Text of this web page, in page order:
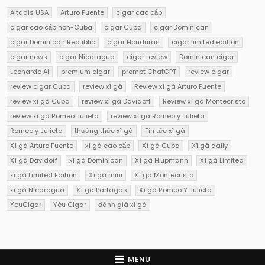
Altadis USA Arturo Fuente
cigar cao cấp
cigar cao cấp non-Cuba
cigar Cuba
cigar Dominican
cigar Dominican Republic
cigar Honduras
cigar limited edition
cigar news
cigar Nicaragua cigar review
Dominican cigar
Leonardo AI
premium cigar prompt ChatGPT
review cigar
review cigar Cuba
review xì gà
Review xì gà Arturo Fuente
review xì gà Cuba
review xì gà Davidoff
Review xì gà Montecristo
review xì gà Romeo Julieta
review xì gà Romeo y Julieta
Romeo y Julieta
thưởng thức xì gà
Tin tức xì gà
Xì gà Arturo Fuente
xì gà cao cấp Xì gà Cuba
Xì gà daily
Xì gà Davidoff
xì gà Dominican Xì gà H.upmann
Xì gà Limited
xì gà Limited Edition
Xì gà mini
Xì gà Montecristo
xì gà Nicaragua
Xì gà Partagas
Xì gà Romeo Y Julieta
YeuCigar
Yêu Cigar đánh giá xì gà
MENU